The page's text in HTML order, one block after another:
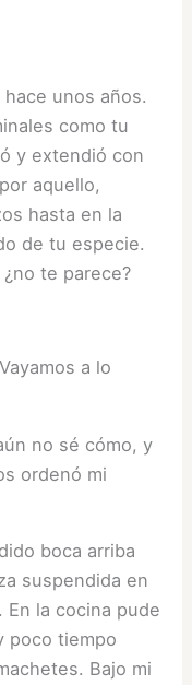
unos años.
como tu
y extendió con
aquello,
hasta en la
de tu especie.
te parece?
a lo
no sé cómo, y
ordenó mi
boca arriba
suspendida en
En la cocina pude
poco tiempo
Bajo mi